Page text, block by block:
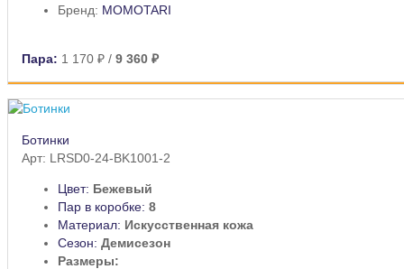
Бренд: MOMOTARI
Пара: 1 170 ₽ / 9 360 ₽
Ботинки
Арт: LRSD0-24-BK1001-2
Цвет: Бежевый
Пар в коробке: 8
Материал: Искусственная кожа
Сезон: Демисезон
Размеры: